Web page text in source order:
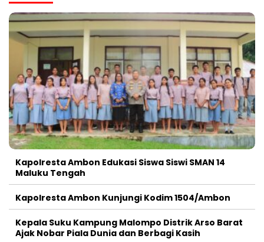
Kapolresta Ambon Edukasi Siswa Siswi SMAN 14
Maluku Tengah
Kapolresta Ambon Kunjungi Kodim 1504/Ambon
Kepala Suku Kampung Malompo Distrik Arso Barat
Ajak Nobar Piala Dunia dan Berbagi Kasih